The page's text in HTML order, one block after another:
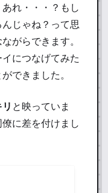
れ・・・？もし
じゃね？って思
ながらできます。
につなげてみた
できました。
と映っていま
僚に差を付けまし